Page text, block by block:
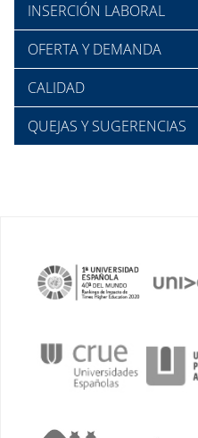
INSERCIÓN LABORAL
OFERTA Y DEMANDA
CALIDAD
QUEJAS Y SUGERENCIAS